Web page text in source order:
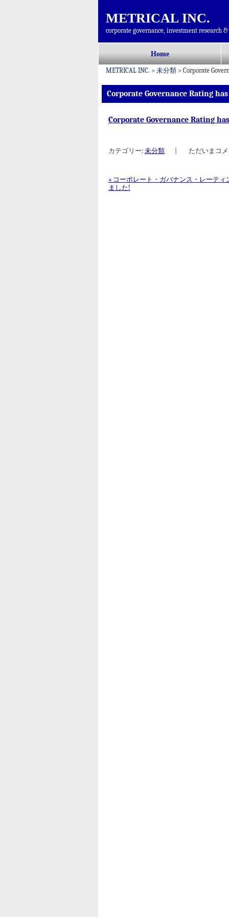
METRICAL INC.
corporate governance, investment research
メインメニュー
ン
ン
ツ
へ
Home
METRICAL INC. > 未分類 > Corporate
Corporate Governance Rating
Corporate Governance Rating
カテゴリー: 未分類 ただいまコ
投稿ナビゲーション
« コーポレート・ガバナンス・レーティ
ました!